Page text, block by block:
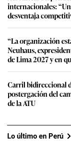
internacionales:
desventaja
“La organización
Neuhaus,
de Lima 2027 y en
Carril bidireccional
postergación del
de la ATU
Lo último en Perú